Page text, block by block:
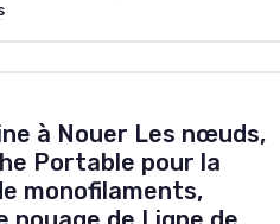
à Nouer Les nœuds,
Portable pour la
monofilaments,